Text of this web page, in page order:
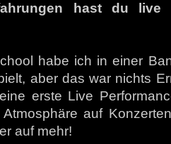
hast du
habe ich in einer
aber das war nichts
erste Live
auf
auf mehr!